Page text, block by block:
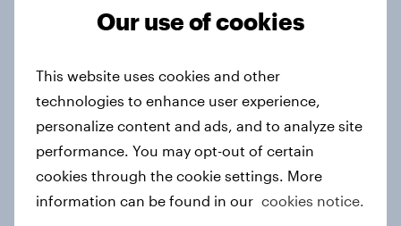
[APAC-ME webinar] Skip happens:
The podcast consumption & ad
Article
FIFA World Cup fever? Not yet: Only
35 % of Swedes look forward to
2026 tournament
Our use of cookies
This website uses cookies and other
technologies to enhance user experience,
personalize content and ads, and to analyze site
performance. You may opt-out of certain
cookies through the cookie settings. More
information can be found in our cookies notice.